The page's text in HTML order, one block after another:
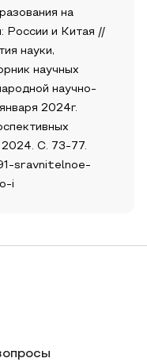
на
России и Китая //
науки,
научных
научно-
2024г.
2024. С. 73-77.
sravnitelnoe-
i